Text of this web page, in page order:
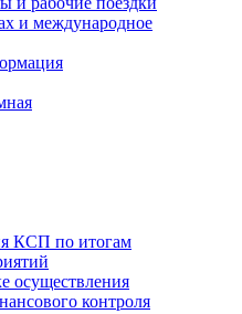
и международное
КСП по итогам
осуществления
контроля